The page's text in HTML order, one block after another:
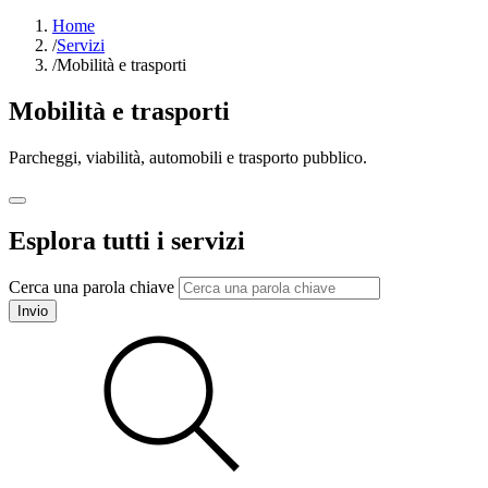
Home
/Servizi
/Mobilità e trasporti
Mobilità e trasporti
Parcheggi, viabilità, automobili e trasporto pubblico.
Esplora tutti i servizi
Cerca una parola chiave
Invio